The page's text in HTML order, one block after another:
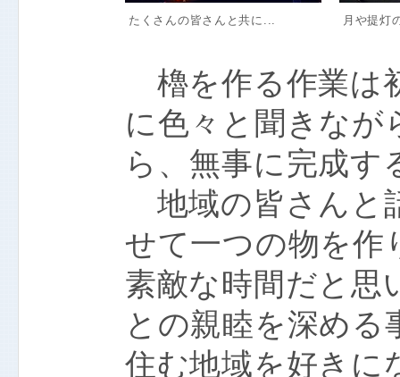
たくさんの皆さんと共に... 月や提灯
櫓を作る作業は
に色々と聞きなが
ら、無事に完成す
地域の皆さんと
せて一つの物を作
素敵な時間だと思
との親睦を深める
住む地域を好きに